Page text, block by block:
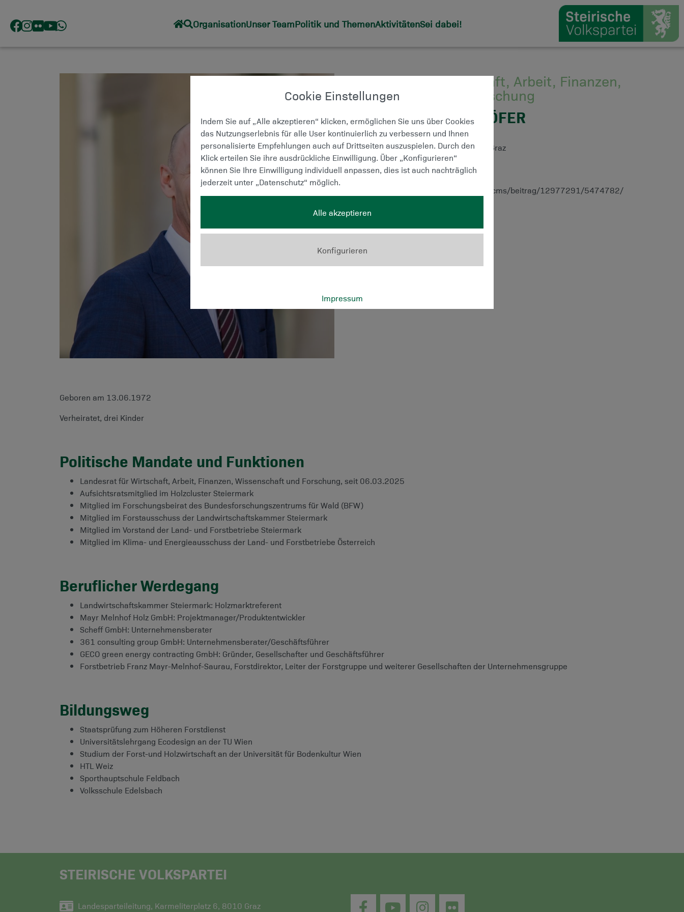
OrganisationUnser TeamPolitik und ThemenAktivitätenSei dabei!
Landesrat für Wirtschaft, Arbeit, Finanzen,
Wissenschaft und Forschung
WILLIBALD EHRENHÖFER
Nikolaiplatz 3, 8020 Graz , 8020 Graz
0316 / 877-2000
https://www.politik.steiermark.at/cms/beitrag/12977291/5474782/
Download VCard
Geboren am 13.06.1972
Verheiratet, drei Kinder
Politische Mandate und Funktionen
Landesrat für Wirtschaft, Arbeit, Finanzen, Wissenschaft und Forschung, seit 06.03.2025
Aufsichtsratsmitglied im Holzcluster Steiermark
Mitglied im Forschungsbeirat des Bundesforschungszentrums für Wald (BFW)
Mitglied im Forstausschuss der Landwirtschaftskammer Steiermark
Mitglied im Vorstand der Land- und Forstbetriebe Steiermark
Mitglied im Klima- und Energieausschuss der Land- und Forstbetriebe Österreich
Beruflicher Werdegang
Landwirtschaftskammer Steiermark: Holzmarktreferent
Mayr Melnhof Holz GmbH: Projektmanager/Produktentwickler
Scheff GmbH: Unternehmensberater
361 consulting group GmbH: Unternehmensberater/Geschäftsführer
GECO green energy contracting GmbH: Gründer, Gesellschafter und Geschäftsführer
Forstbetrieb Franz Mayr-Melnhof-Saurau, Forstdirektor, Leiter der Forstgruppe und weiterer Gesellschaften der Unternehmensgruppe
Bildungsweg
Staatsprüfung zum Höheren Forstdienst
Universitätslehrgang Ecodesign an der TU Wien
Studium der Forst-und Holzwirtschaft an der Universität für Bodenkultur Wien
HTL Weiz
Sporthauptschule Feldbach
Volksschule Edelsbach
STEIRISCHE VOLKSPARTEI
Landesparteileitung, Karmeliterplatz 6, 8010 Graz
Cookie Einstellungen
Indem Sie auf „Alle akzeptieren“ klicken, ermöglichen Sie uns über Cookies
das Nutzungserlebnis für alle User kontinuierlich zu verbessern und Ihnen
personalisierte Empfehlungen auch auf Drittseiten auszuspielen. Durch den
Klick erteilen Sie ihre ausdrückliche Einwilligung. Über „Konfigurieren“
können Sie Ihre Einwilligung individuell anpassen, dies ist auch nachträglich
jederzeit unter „Datenschutz“ möglich.
Alle akzeptieren
Konfigurieren
Impressum